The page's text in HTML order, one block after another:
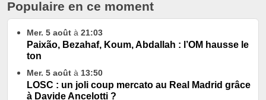
Populaire en ce moment
Mer. 5 août à 21:03
Paixão, Bezahaf, Koum, Abdallah : l’OM hausse le
ton
Mer. 5 août à 13:50
LOSC : un joli coup mercato au Real Madrid grâce
à Davide Ancelotti ?